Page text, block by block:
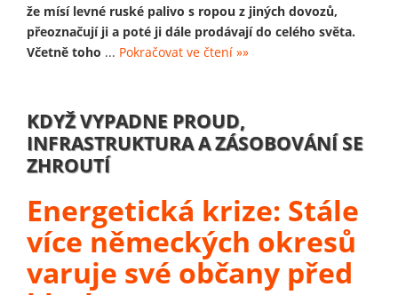
že mísí levné ruské palivo s ropou z jiných dovozů,
přeoznačují ji a poté ji dále prodávají do celého světa.
Včetně toho ... Pokračovat ve čtení »»
KDYŽ VYPADNE PROUD,
INFRASTRUKTURA A ZÁSOBOVÁNÍ SE
ZHROUTÍ
Energetická krize: Stále
více německých okresů
varuje své občany před